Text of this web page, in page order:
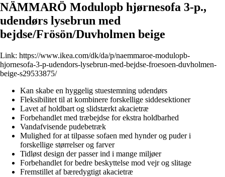
NÄMMARÖ Modulopb hjørnesofa 3-p.,
udendørs lysebrun med
bejdse/Frösön/Duvholmen beige
Link: https://www.ikea.com/dk/da/p/naemmaroe-modulopb-
hjornesofa-3-p-udendors-lysebrun-med-bejdse-froesoen-duvholmen-
beige-s29533875/
Kan skabe en hyggelig stuestemning udendørs
Fleksibilitet til at kombinere forskellige siddesektioner
Lavet af holdbart og slidstærkt akacietræ
Forbehandlet med træbejdse for ekstra holdbarhed
Vandafvisende pudebetræk
Mulighed for at tilpasse sofaen med hynder og puder i
forskellige størrelser og farver
Tidløst design der passer ind i mange miljøer
Forbehandlet for bedre beskyttelse mod vejr og slitage
Fremstillet af bæredygtigt akacietræ